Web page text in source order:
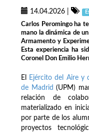
14.04.2026
Carlos Peromingo ha
mano la dinámica de
Armamento y
Esta experiencia ha
Coronel Don Emilio
El Ejército del Aire y
de Madrid (UPM)
relación de
materializado en
por parte de los
proyectos